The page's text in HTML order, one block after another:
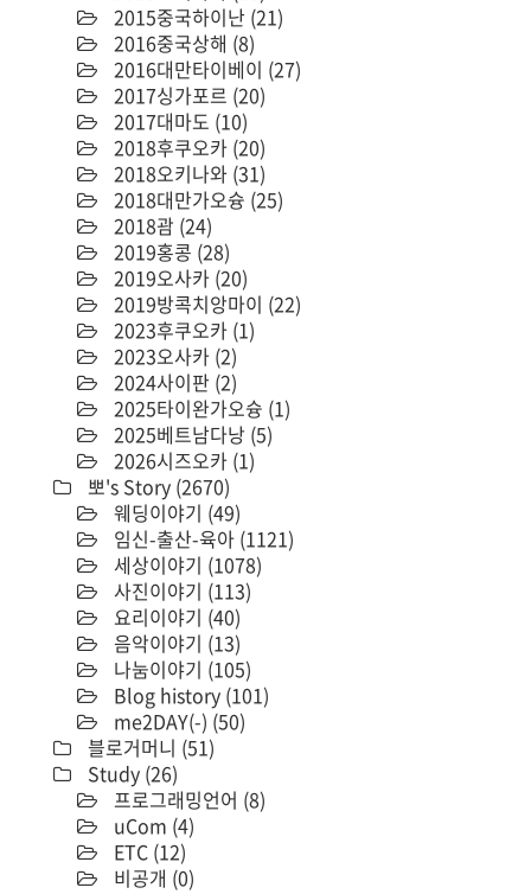
2015중국하이난 (21)
2016중국상해 (8)
2016대만타이베이 (27)
2017싱가포르 (20)
2017대마도 (10)
2018후쿠오카 (20)
2018오키나와 (31)
2018대만가오슝 (25)
2018괌 (24)
2019홍콩 (28)
2019오사카 (20)
2019방콕치앙마이 (22)
2023후쿠오카 (1)
2023오사카 (2)
2024사이판 (2)
2025타이완가오슝 (1)
2025베트남다낭 (5)
2026시즈오카 (1)
뽀's Story (2670)
웨딩이야기 (49)
임신-출산-육아 (1121)
세상이야기 (1078)
사진이야기 (113)
요리이야기 (40)
음악이야기 (13)
나눔이야기 (105)
Blog history (101)
me2DAY(-) (50)
블로거머니 (51)
Study (26)
프로그래밍언어 (8)
uCom (4)
ETC (12)
비공개 (0)